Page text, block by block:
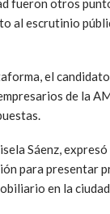
fueron otros
al escrutinio
el
de la
Sáenz,
para presentar
en la